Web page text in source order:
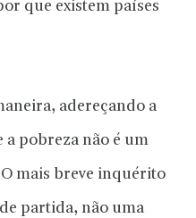
que existem países
adereçando a
pobreza não é um
mais breve inquérito
partida, não uma